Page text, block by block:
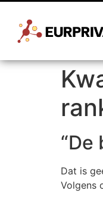
“De
Dat is
Volgens